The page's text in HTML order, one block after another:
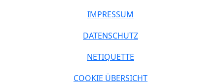
IMPRESSUM
DATENSCHUTZ
NETIQUETTE
COOKIE ÜBERSICHT